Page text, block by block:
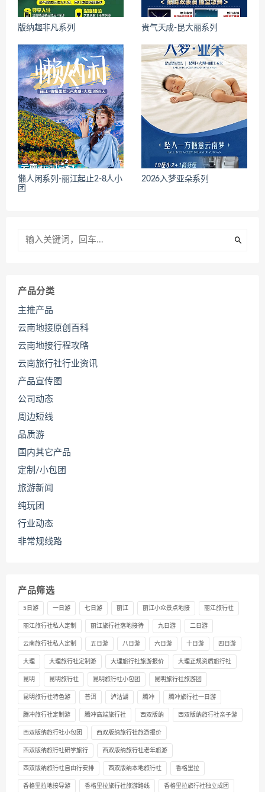
版纳趣非凡系列 贵气天成-昆大丽系列
懒人闲系列-丽江起止2-8人小
团
2026入梦亚朵系列
产品分类
主推产品
云南地接原创百科
云南地接行程攻略
云南旅行社行业资讯
产品宣传图
公司动态
周边短线
品质游
国内其它产品
定制/小包团
旅游新闻
纯玩团
行业动态
非常规线路
产品筛选
5日游 一日游 七日游 丽江 丽江小众景点地接 丽江旅行社
丽江旅行社私人定制 丽江旅行社落地接待 九日游 二日游
云南旅行社私人定制 五日游 八日游 六日游 十日游 四日游
大理 大理旅行社定制游 大理旅行社旅游报价 大理正规资质旅行社
昆明 昆明旅行社 昆明旅行社小包团 昆明旅行社旅游团
昆明旅行社特色游 普洱 泸沽湖 腾冲 腾冲旅行社一日游
腾冲旅行社定制游 腾冲高端旅行社 西双版纳 西双版纳旅行社亲子游
西双版纳旅行社小包团 西双版纳旅行社旅游报价
西双版纳旅行社研学旅行 西双版纳旅行社老年旅游
西双版纳旅行社自由行安排 西双版纳本地旅行社 香格里拉
香格里拉地接导游 香格里拉旅行社旅游路线 香格里拉旅行社独立成团